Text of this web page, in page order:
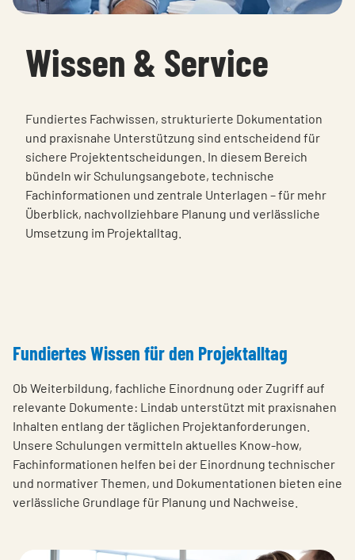
Wissen & Service
Fundiertes Fachwissen, strukturierte Dokumentation
und praxisnahe Unterstützung sind entscheidend für
sichere Projektentscheidungen. In diesem Bereich
bündeln wir Schulungsangebote, technische
Fachinformationen und zentrale Unterlagen – für mehr
Überblick, nachvollziehbare Planung und verlässliche
Umsetzung im Projektalltag.
Fundiertes Wissen für den Projektalltag
Ob Weiterbildung, fachliche Einordnung oder Zugriff auf
relevante Dokumente: Lindab unterstützt mit praxisnahen
Inhalten entlang der täglichen Projektanforderungen.
Unsere Schulungen vermitteln aktuelles Know-how,
Fachinformationen helfen bei der Einordnung technischer
und normativer Themen, und Dokumentationen bieten eine
verlässliche Grundlage für Planung und Nachweise.